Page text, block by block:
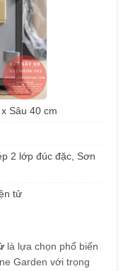
Sâu 40 cm
2 lớp đúc đặc, Sơn
tử
là lựa chọn phổ biến
Garden với trọng